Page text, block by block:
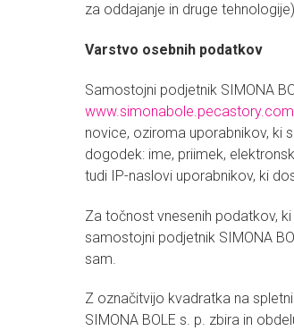
za oddajanje in druge
Varstvo osebnih podatkov
Samostojni podjetnik SIMONA
www.simonabole.pecastory.com
novice, oziroma uporabnikov, ki
dogodek: ime, priimek,
tudi IP-naslovi uporabnikov, ki
Za točnost vnesenih podatkov,
samostojni podjetnik SIMONA
sam.
Z označitvijo kvadratka na
SIMONA BOLE s. p. zbira in